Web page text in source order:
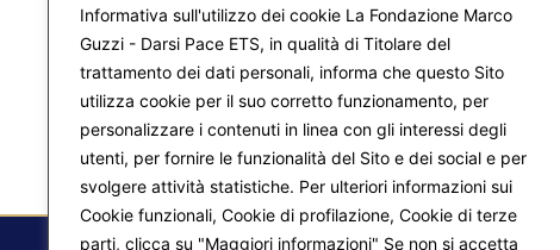
Informativa sull'utilizzo dei cookie La Fondazione Marco
Guzzi - Darsi Pace ETS, in qualità di Titolare del
trattamento dei dati personali, informa che questo Sito
utilizza cookie per il suo corretto funzionamento, per
personalizzare i contenuti in linea con gli interessi degli
utenti, per fornire le funzionalità del Sito e dei social e per
svolgere attività statistiche. Per ulteriori informazioni sui
Cookie funzionali, Cookie di profilazione, Cookie di terze
parti, clicca su "Maggiori informazioni" Se non si accetta